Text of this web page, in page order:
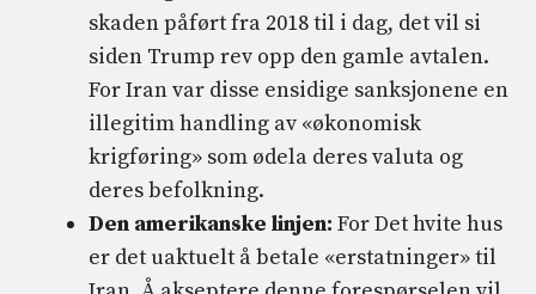
skaden påført fra 2018 til i dag, det vil si
siden Trump rev opp den gamle avtalen.
For Iran var disse ensidige sanksjonene en
illegitim handling av «økonomisk
krigføring» som ødela deres valuta og
deres befolkning.
Den amerikanske linjen: For Det hvite hus
er det uaktuelt å betale «erstatninger» til